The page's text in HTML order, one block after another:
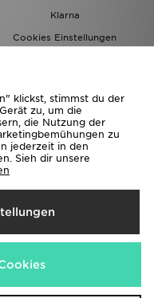
Klarna
Cookies Einstellungen
klickst, stimmst du der
zu, um die
die Nutzung der
zu
jederzeit in den
Sieh dir unsere